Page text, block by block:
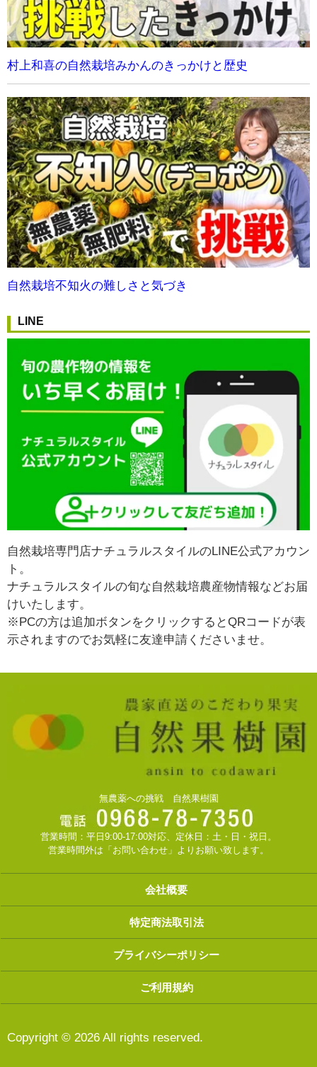
村上和喜の自然栽培みかんのきっかけと歴史
自然栽培不知火の難しさと気づき
LINE
自然栽培専門店ナチュラルスタイルのLINE公式アカウン
ト。
ナチュラルスタイルの旬な自然栽培農産物情報などお届
けいたします。
※PCの方は追加ボタンをクリックするとQRコードが表
示されますのでお気軽に友達申請くださいませ。
無農薬への挑戦 自然果樹園
営業時間：平日9:00-17:00対応、定休日：土・日・祝日。
営業時間外は「お問い合わせ」よりお願い致します。
会社概要
特定商法取引法
プライバシーポリシー
ご利用規約
Copyright © 2026 All rights reserved.